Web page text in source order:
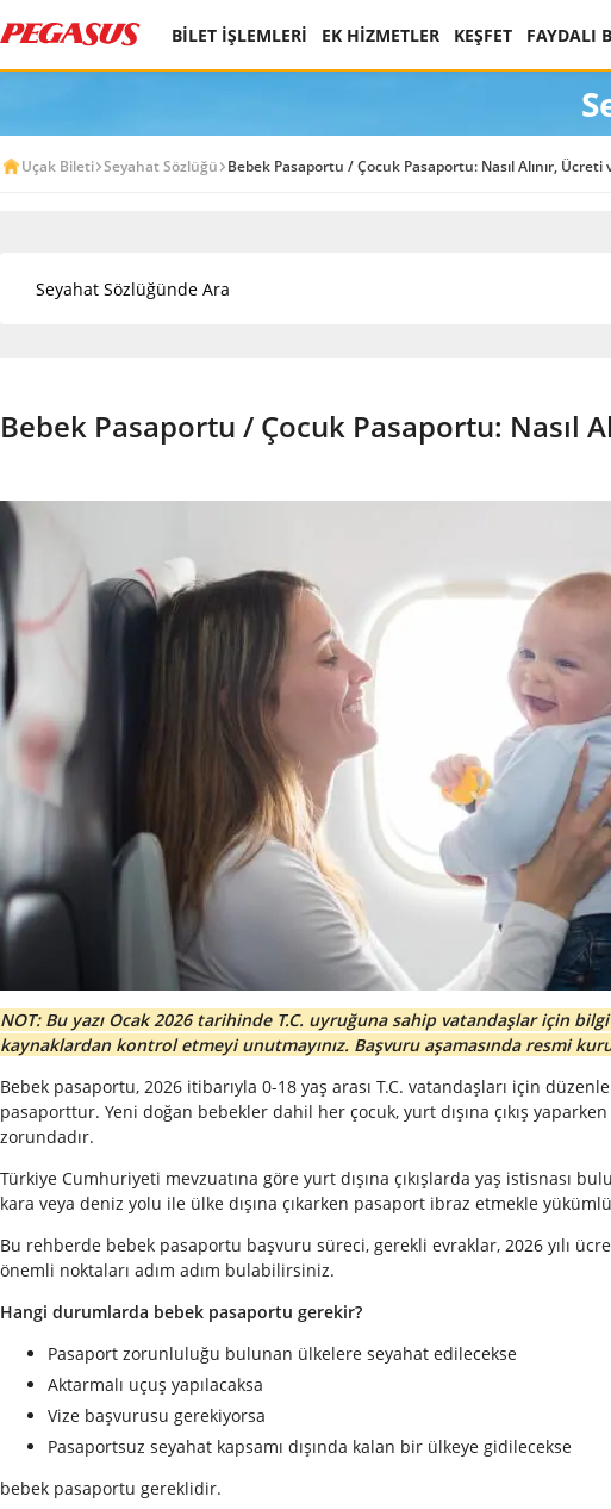
BİLET İŞLEMLERİ EK HİZMETLER KEŞFET FAYDALI
Uçak Bileti Seyahat Sözlüğü Bebek Pasaportu / Çocuk Pasaportu: Nasıl Alınır,
Bebek Pasaportu / Çocuk Pasaportu: Nasıl
NOT: Bu yazı Ocak 2026 tarihinde T.C. uyruğuna sahip vatandaşlar için
kaynaklardan kontrol etmeyi unutmayınız. Başvuru aşamasında resmi
Bebek pasaportu, 2026 itibarıyla 0-18 yaş arası T.C. vatandaşları için
pasaporttur. Yeni doğan bebekler dahil her çocuk, yurt dışına çıkış
zorundadır.
Türkiye Cumhuriyeti mevzuatına göre yurt dışına çıkışlarda yaş istisnası
kara veya deniz yolu ile ülke dışına çıkarken pasaport ibraz etmekle
Bu rehberde bebek pasaportu başvuru süreci, gerekli evraklar, 2026 yılı
önemli noktaları adım adım bulabilirsiniz.
Hangi durumlarda bebek pasaportu gerekir?
Pasaport zorunluluğu bulunan ülkelere seyahat edilecekse
Aktarmalı uçuş yapılacaksa
Vize başvurusu gerekiyorsa
Pasaportsuz seyahat kapsamı dışında kalan bir ülkeye gidilecekse
bebek pasaportu gereklidir.